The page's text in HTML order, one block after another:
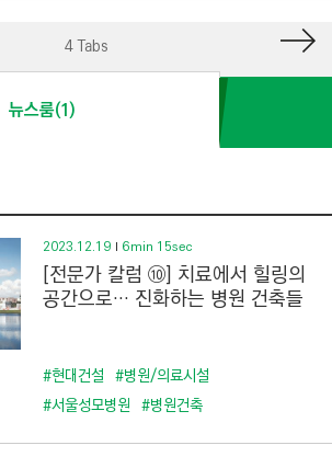
I
N
O
N
S
T
R
4 Tabs
뉴스룸(1)
2023.12.19 6min 15sec
[전문가 칼럼 ⑩] 치료에서 힐링의
공간으로… 진화하는 병원 건축들
#현대건설 #병원/의료시설
#서울성모병원 #병원건축